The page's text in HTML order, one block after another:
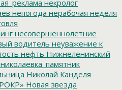
некролог
непогода нерабочая неделя
несовершеннолетние
водитель неуважение к
нефть Нижнеленинский
николаевка_памятник
Николай Канделя
Новая звезда